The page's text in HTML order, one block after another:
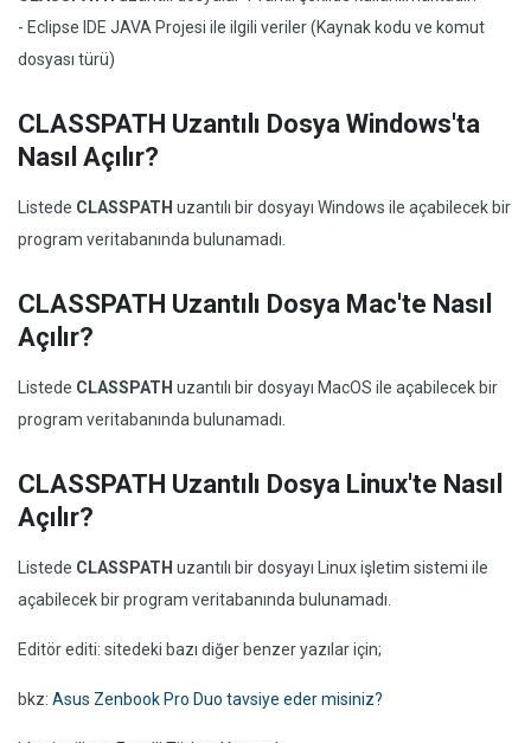
- Eclipse IDE JAVA Projesi ile ilgili veriler (Kaynak kodu ve komut
dosyası türü)
CLASSPATH Uzantılı Dosya Windows'ta
Nasıl Açılır?
Listede CLASSPATH uzantılı bir dosyayı Windows ile açabilecek bir
program veritabanında bulunamadı.
CLASSPATH Uzantılı Dosya Mac'te Nasıl
Açılır?
Listede CLASSPATH uzantılı bir dosyayı MacOS ile açabilecek bir
program veritabanında bulunamadı.
CLASSPATH Uzantılı Dosya Linux'te Nasıl
Açılır?
Listede CLASSPATH uzantılı bir dosyayı Linux işletim sistemi ile
açabilecek bir program veritabanında bulunamadı.
Editör editi: sitedeki bazı diğer benzer yazılar için;
bkz: Asus Zenbook Pro Duo tavsiye eder misiniz?